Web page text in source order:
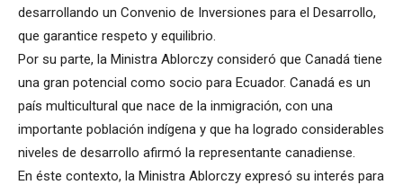
desarrollando un Convenio de Inversiones para el Desarrollo,
que garantice respeto y equilibrio.
Por su parte, la Ministra Ablorczy consideró que Canadá tiene
una gran potencial como socio para Ecuador. Canadá es un
país multicultural que nace de la inmigración, con una
importante población indígena y que ha logrado considerables
niveles de desarrollo afirmó la representante canadiense.
En éste contexto, la Ministra Ablorczy expresó su interés para